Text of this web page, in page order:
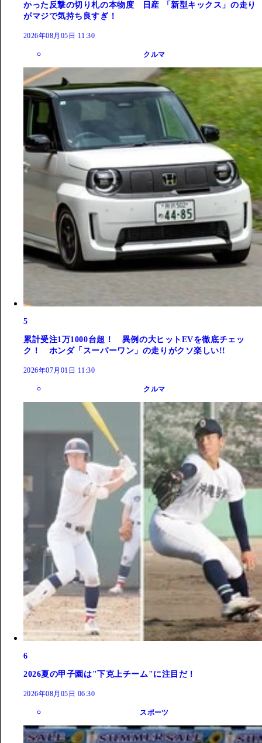
かった反撃の切り札の本物度 日産 「新型キックス」の走り
がマジで気持ち良すぎ！
2026年08月05日 11:30
クルマ
5
累計受注1万1000台超！ 異例の大ヒットEVを徹底チェッ
ク！ ホンダ「スーパーワン」の走りがクソ楽しい!!
2026年07月01日 11:30
クルマ
6
2026夏の甲子園は"下克上チーム"に注目だ！
2026年08月05日 06:30
スポーツ